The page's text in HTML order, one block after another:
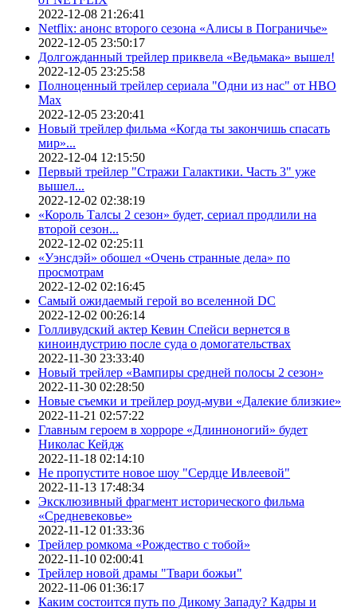
2022-12-08 21:26:41
Netflix: анонс второго сезона «Алисы в Пограничье»
2022-12-05 23:50:17
Долгожданный трейлер приквела «Ведьмака» вышел!
2022-12-05 23:25:58
Полноценный трейлер сериала "Одни из нас" от HBO
Max
2022-12-05 23:20:41
Новый трейлер фильма «Когда ты закончишь спасать
мир»...
2022-12-04 12:15:50
Первый трейлер "Стражи Галактики. Часть 3" уже
вышел...
2022-12-02 02:38:19
«Король Талсы 2 сезон» будет, сериал продлили на
второй сезон...
2022-12-02 02:25:11
«Уэнсдэй» обошел «Очень странные дела» по
просмотрам
2022-12-02 02:16:45
Самый ожидаемый герой во вселенной DC
2022-12-02 00:26:14
Голливудский актер Кевин Спейси вернется в
киноиндустрию после суда о домогательствах
2022-11-30 23:33:40
Новый трейлер «Вампиры средней полосы 2 сезон»
2022-11-30 02:28:50
Новые съемки и трейлер роуд-муви «Далекие близкие»
2022-11-21 02:57:22
Главным героем в хорроре «Длинноногий» будет
Николас Кейдж
2022-11-18 02:14:10
Не пропустите новое шоу "Сердце Ивлеевой"
2022-11-13 17:48:34
Эксклюзивный фрагмент исторического фильма
«Средневековье»
2022-11-12 01:33:36
Трейлер ромкома «Рождество с тобой»
2022-11-10 02:00:41
Трейлер новой драмы "Твари божьи"
2022-11-06 01:36:17
Каким состоится путь по Дикому Западу? Кадры и